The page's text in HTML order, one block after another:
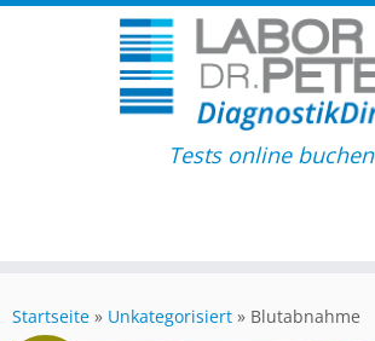
Tests online buchen
Startseite » Unkategorisiert » Blutabnahme